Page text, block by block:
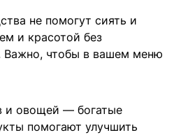
не помогут сиять и
и красотой без
Важно, чтобы в вашем меню
и овощей — богатые
помогают улучшить